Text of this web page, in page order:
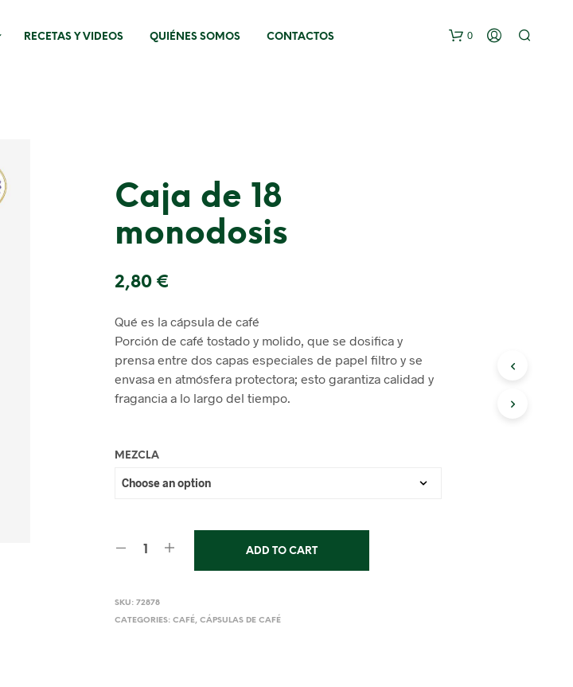
RECETAS Y VIDEOS QUIÉNES SOMOS CONTACTOS 0
Caja de 18
monodosis
2,80€
Qué es la cápsula de café
Porción de café tostado y molido, que se dosifica y
prensa entre dos capas especiales de papel filtro y se
envasa en atmósfera protectora; esto garantiza calidad y
fragancia a lo largo del tiempo.
MEZCLA
ADD TO CART
SKU:72878
CATEGORIES:CAFÉ,CÁPSULAS DE CAFÉ